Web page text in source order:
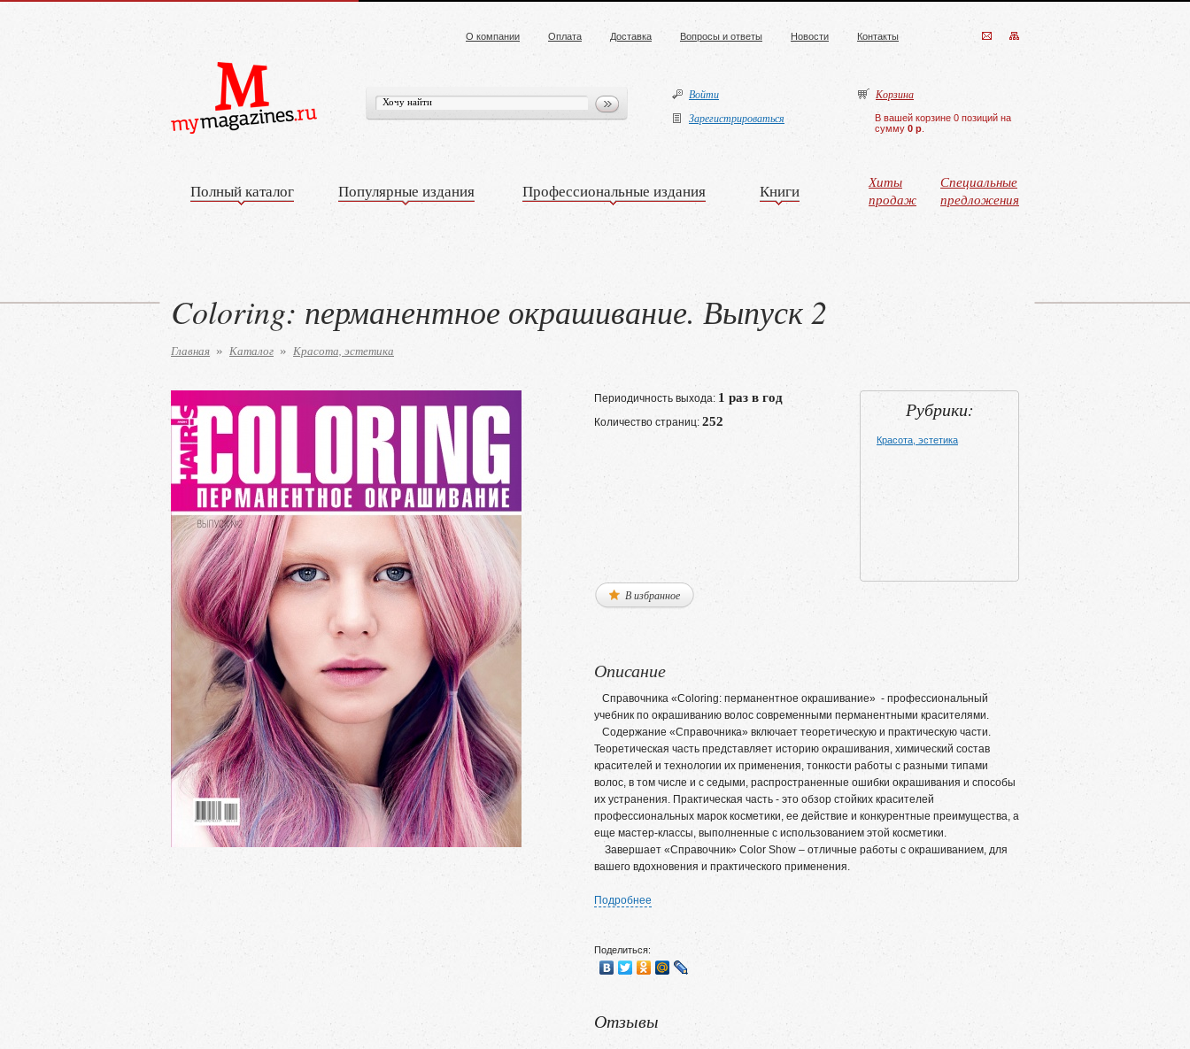
О компании Оплата Доставка Вопросы и ответы Новости Контакты
Войти
Зарегистрироваться
Корзина
В вашей корзине 0 позиций на
сумму 0 р
Полный каталог Популярные издания Профессиональные издания Книги
Хиты
продаж
Специальные
предложения
Coloring: перманентное окрашивание. Выпуск 2
Главная » Каталог » Красота, эстетика
Периодичность выхода: 1 раз в год
Количество страниц: 252
Рубрики:
Красота, эстетика
В избранное
Описание
Справочника «Coloring: перманентное окрашивание» - профессиональный
учебник по окрашиванию волос современными перманентными красителями.
Содержание «Справочника» включает теоретическую и практическую части.
Теоретическая часть представляет историю окрашивания, химический состав
красителей и технологии их применения, тонкости работы с разными типами
волос, в том числе и с седыми, распространенные ошибки окрашивания и способы
их устранения. Практическая часть - это обзор стойких красителей
профессиональных марок косметики, ее действие и конкурентные преимущества, а
еще мастер-классы, выполненные с использованием этой косметики.
Завершает «Справочник» Color Show – отличные работы с окрашиванием, для
вашего вдохновения и практического применения.
Подробнее
Поделиться:
Отзывы